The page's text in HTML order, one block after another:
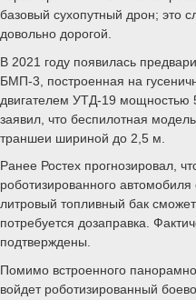
базовый сухопутный дрон; это
довольно дорогой.
В 2021 году появилась
БМП-3, построенная на
двигателем УТД-19 мощностью
заявил, что беспилотная
траншеи шириной до 2,5 м.
Ранее Ростех прогнозировал,
роботизированного
литровый топливный бак
потребуется дозаправка.
подтверждены.
Помимо встроенного
войдет роботизированный